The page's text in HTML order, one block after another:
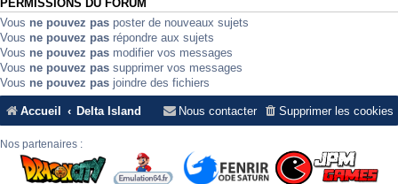
PERMISSIONS DU FORUM
Vous ne pouvez pas poster de nouveaux sujets
Vous ne pouvez pas répondre aux sujets
Vous ne pouvez pas modifier vos messages
Vous ne pouvez pas supprimer vos messages
Vous ne pouvez pas joindre des fichiers
Accueil Delta Island Supprimer les cookies
Nous contacter
Nos partenaires :